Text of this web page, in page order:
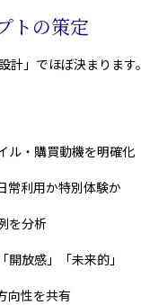
トの策定
」でほぼ決まります。
ル・購買動機を明確化
常利用か特別体験か
を分析
放感」「未来的」
向性を共有